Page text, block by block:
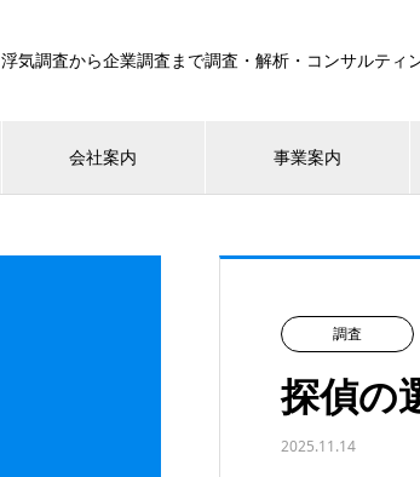
浮気調査から企業調査まで調査・解析・コンサルティ
会社案内 事業案内
調査
探偵の
2025.11.14